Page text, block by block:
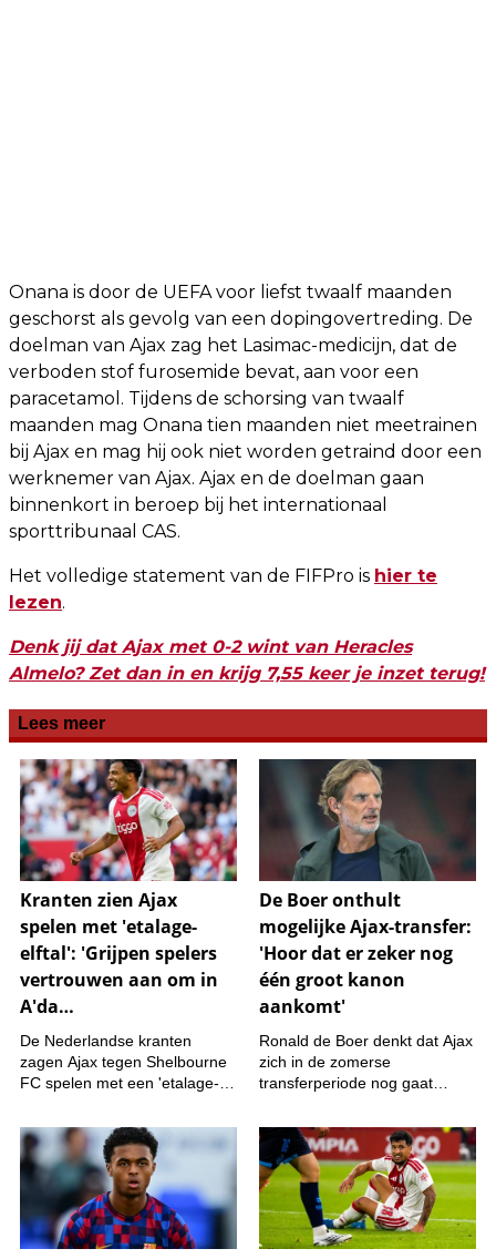
Onana is door de UEFA voor liefst twaalf maanden
geschorst als gevolg van een dopingovertreding. De
doelman van Ajax zag het Lasimac-medicijn, dat de
verboden stof furosemide bevat, aan voor een
paracetamol. Tijdens de schorsing van twaalf
maanden mag Onana tien maanden niet meetrainen
bij Ajax en mag hij ook niet worden getraind door een
werknemer van Ajax. Ajax en de doelman gaan
binnenkort in beroep bij het internationaal
sporttribunaal CAS.
Het volledige statement van de FIFPro is hier te
lezen.
Denk jij dat Ajax met 0-2 wint van Heracles
Almelo? Zet dan in en krijg 7,55 keer je inzet terug!